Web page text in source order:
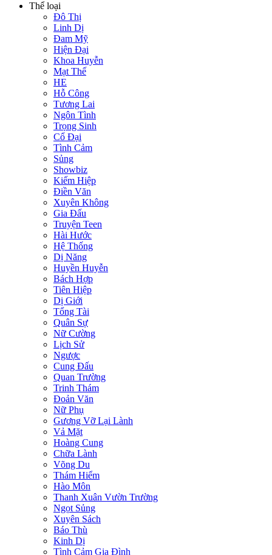
Thể loại
Đô Thị
Linh Dị
Đam Mỹ
Hiện Đại
Khoa Huyễn
Mạt Thế
HE
Hỗ Công
Tương Lai
Ngôn Tình
Trọng Sinh
Cổ Đại
Tình Cảm
Sủng
Showbiz
Kiếm Hiệp
Điền Văn
Xuyên Không
Gia Đấu
Truyện Teen
Hài Hước
Hệ Thống
Dị Năng
Huyền Huyễn
Bách Hợp
Tiên Hiệp
Dị Giới
Tổng Tài
Quân Sự
Nữ Cường
Lịch Sử
Ngược
Cung Đấu
Quan Trường
Trinh Thám
Đoản Văn
Nữ Phụ
Gương Vỡ Lại Lành
Vả Mặt
Hoàng Cung
Chữa Lành
Võng Du
Thám Hiểm
Hào Môn
Thanh Xuân Vườn Trường
Ngọt Sủng
Xuyên Sách
Báo Thù
Kinh Dị
Tình Cảm Gia Đình